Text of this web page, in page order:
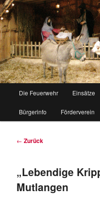
Zum
Inhalt
Zum
sekundären
Die Feuerwehr Einsätze
Bürgerinfo Förderverein
Beitragsnavigation
← Zurück
„Lebendige
Mutlangen